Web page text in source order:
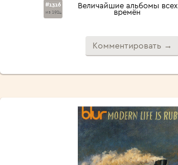
#1316
из 1924
Величайшие альбомы всех
времён
Комментировать →